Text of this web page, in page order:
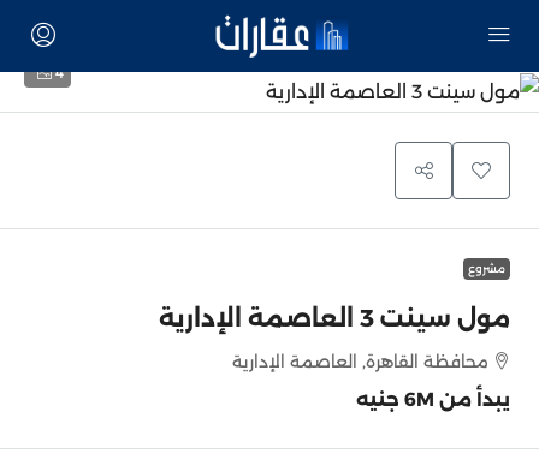
4
مشروع
مول سينت 3 العاصمة الإدارية
محافظة القاهرة, العاصمة الإدارية
يبدأ من 6M جنيه